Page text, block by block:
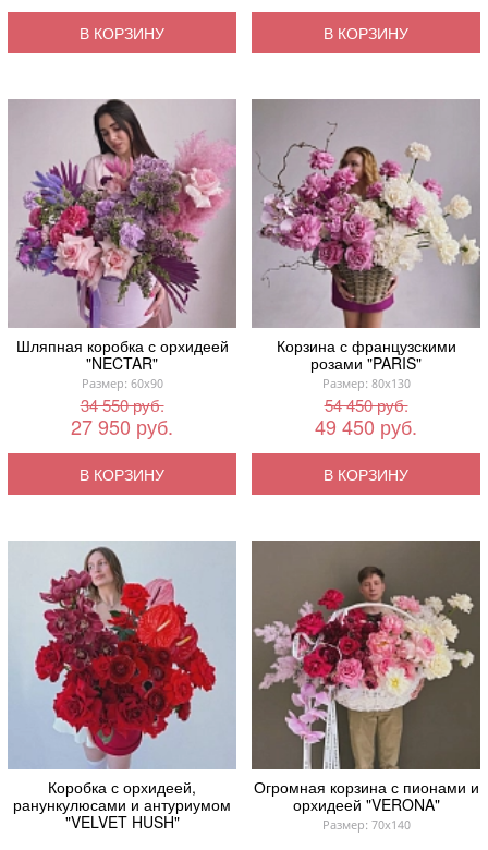
В КОРЗИНУ В КОРЗИНУ
Шляпная коробка с орхидеей
"NECTAR"
Размер: 60x90
34 550 руб.
27 950 руб.
В КОРЗИНУ
Корзина с французскими
розами "PARIS"
Размер: 80x130
54 450 руб.
49 450 руб.
В КОРЗИНУ
Коробка с орхидеей,
ранункулюсами и антуриумом
"VELVET HUSH"
Огромная корзина с пионами и
орхидеей "VERONA"
Размер: 70x140